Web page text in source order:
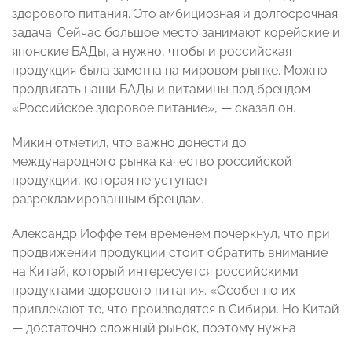
здорового питания. Это амбициозная и долгосрочная
задача. Сейчас большое место занимают корейские и
японские БАДы, а нужно, чтобы и российская
продукция была заметна на мировом рынке. Можно
продвигать наши БАДы и витамины под брендом
«Российское здоровое питание», — сказал он.
Микин отметил, что важно донести до
международного рынка качество российской
продукции, которая не уступает
разрекламированным брендам.
Александр Иоффе тем временем почеркнул, что при
продвижении продукции стоит обратить внимание
на Китай, который интересуется российскими
продуктами здорового питания. «Особенно их
привлекают те, что производятся в Сибири. Но Китай
— достаточно сложный рынок, поэтому нужна